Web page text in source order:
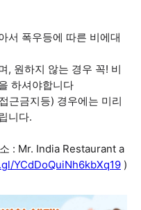
서 폭우등에 따른 비에대
, 원하지 않는 경우 꼭! 비
하셔야합니다
근금지등) 경우에는 미리
니다.
: Mr. India Restaurant a
YCdDoQuiNh6kbXq19 )